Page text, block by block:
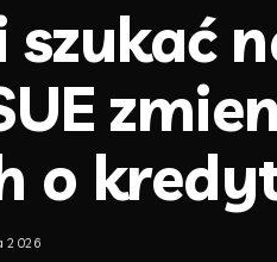
szukać
o
2026